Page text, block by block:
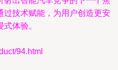
过技术赋能，为用户创造更安
体验。
94.html